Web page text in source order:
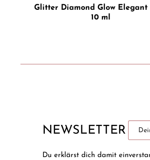
Glitter Diamond Glow Elegant
10 ml
NEWSLETTER
Du erklärst dich damit